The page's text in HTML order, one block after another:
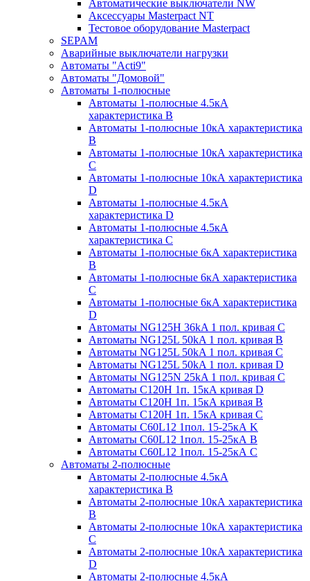
Автоматические выключатели NW
Аксессуары Masterpact NT
Тестовое оборудование Masterpact
SEPAM
Аварийные выключатели нагрузки
Автоматы "Acti9"
Автоматы "Домовой"
Автоматы 1-полюсные
Автоматы 1-полюсные 4.5кА
характеристика В
Автоматы 1-полюсные 10кА характеристика
B
Автоматы 1-полюсные 10кА характеристика
C
Автоматы 1-полюсные 10кА характеристика
D
Автоматы 1-полюсные 4.5кА
характеристика D
Автоматы 1-полюсные 4.5кА
характеристика С
Автоматы 1-полюсные 6кА характеристика
B
Автоматы 1-полюсные 6кА характеристика
C
Автоматы 1-полюсные 6кА характеристика
D
Автоматы NG125H 36kA 1 пол. кривая C
Автоматы NG125L 50kA 1 пол. кривая B
Автоматы NG125L 50kA 1 пол. кривая C
Автоматы NG125L 50kA 1 пол. кривая D
Автоматы NG125N 25kA 1 пол. кривая C
Автоматы С120H 1п. 15кА кривая D
Автоматы С120H 1п. 15кА кривая В
Автоматы С120H 1п. 15кА кривая С
Автоматы С60L12 1пол. 15-25кА K
Автоматы С60L12 1пол. 15-25кА В
Автоматы С60L12 1пол. 15-25кА С
Автоматы 2-полюсные
Автоматы 2-полюсные 4.5кА
характеристика В
Автоматы 2-полюсные 10кА характеристика
B
Автоматы 2-полюсные 10кА характеристика
C
Автоматы 2-полюсные 10кА характеристика
D
Автоматы 2-полюсные 4.5кА